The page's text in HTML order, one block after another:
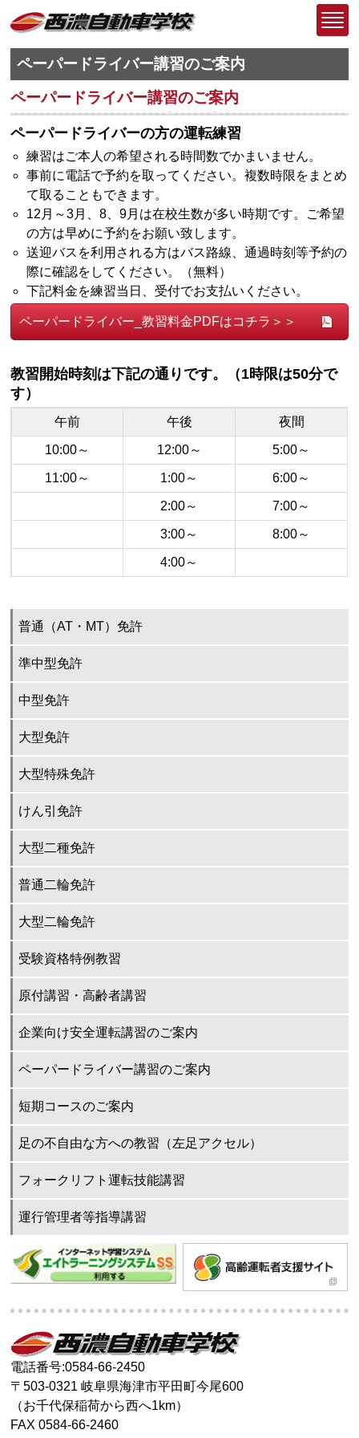
ペーパードライバー講習のご案内
ペーパードライバー講習のご案内
ペーパードライバーの方の運転練習
練習はご本人の希望される時間数でかまいません。
事前に電話で予約を取ってください。複数時限をまとめ
て取ることもできます。
12月～3月、8、9月は在校生数が多い時期です。ご希望
の方は早めに予約をお願い致します。
送迎バスを利用される方はバス路線、通過時刻等予約の
際に確認をしてください。（無料）
下記料金を練習当日、受付でお支払いください。
ペーパードライバー_教習料金PDFはコチラ＞＞
教習開始時刻は下記の通りです。（1時限は50分で
す）
午前 午後 夜間
10:00～ 12:00～ 5:00～
11:00～ 1:00～ 6:00～
2:00～ 7:00～
3:00～ 8:00～
4:00～
普通（AT・MT）免許
準中型免許
中型免許
大型免許
大型特殊免許
けん引免許
大型二種免許
普通二輪免許
大型二輪免許
受験資格特例教習
原付講習・高齢者講習
企業向け安全運転講習のご案内
ペーパードライバー講習のご案内
短期コースのご案内
足の不自由な方への教習（左足アクセル）
フォークリフト運転技能講習
運行管理者等指導講習
電話番号:0584-66-2450
〒503-0321 岐阜県海津市平田町今尾600
（お千代保稲荷から西へ1km）
FAX 0584-66-2460